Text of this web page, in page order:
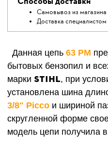
Самовывоз из магазина
Доставка специалистом
Данная цепь 63 РМ
бытовых бензопил и
марки STIHL, при
установлена шина
3/8" Picco и шириной
скругленной форме
модель цепи получила